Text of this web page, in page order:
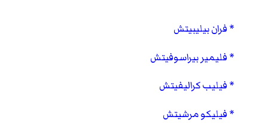
فران بيليبيتش
فليمير بيراسوفيتش
فيليب كراليفيتش
فيليكو مرشيتش